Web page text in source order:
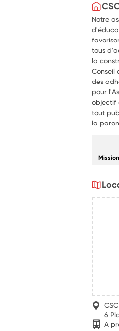
Notre
tous
la
Conseil
des
pour
objectif
tout
la
6
A